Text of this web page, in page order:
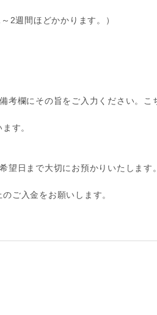
2週間ほどかかります。）
考欄にその旨をご入力ください。こ
す。
望日まで大切にお預かりいたします。
ご入金をお願いします。